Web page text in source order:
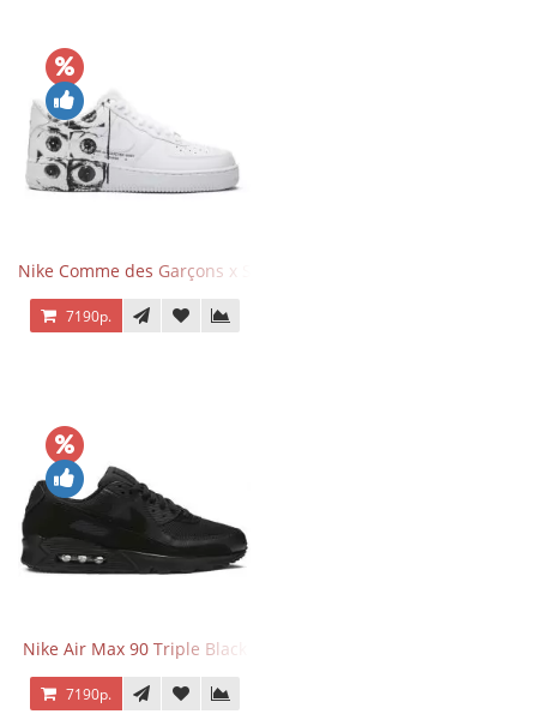
Nike Comme des Garçons x Supreme x Air Force 1 Low Eyes
7190р.
Nike Air Max 90 Triple Black
7190р.